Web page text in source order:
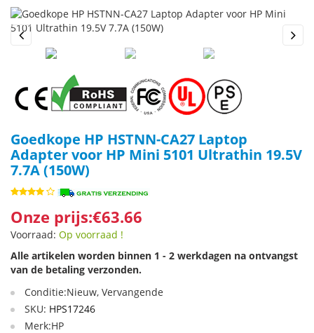
Previous
Goedkope HP HSTNN-CA27 Laptop
Adapter voor HP Mini 5101 Ultrathin 19.5V
7.7A (150W)
Onze prijs:€63.66
Voorraad: Op voorraad !
Alle artikelen worden binnen 1 - 2 werkdagen na ontvangst
van de betaling verzonden.
Conditie:Nieuw, Vervangende
SKU: HPS17246
Merk:HP